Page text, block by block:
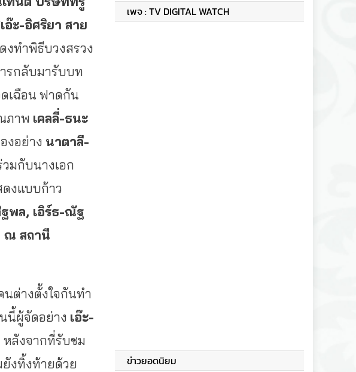
อ๊ะ-อิศริยา สาย
ทำพิธีบวงสรวง
รกลับมารับบท
ดเฉือน ฟาดกัน
ภาพ เคลลี่-ธนะ
งอย่าง นาตาลี-
วมกับนางเอก
งแบบก้าว
พล, เอิร์ธ-ณัฐ
ณ สถานี
นต่างตั้งใจกันทำ
นี้ผู้จัดอย่าง เอ๊ะ-
หลังจากที่รับชม
งทิ้งท้ายด้วย
เพจ : TV DIGITAL WATCH
ข่าวยอดนิยม